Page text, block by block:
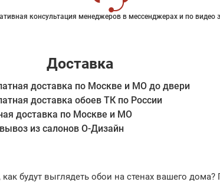
консультация менеджеров в мессенджерах и по видео
Доставка
доставка по Москве и МО до двери
доставка обоев ТК по России
доставка по Москве и МО
из салонов О-Дизайн
как будут выглядеть обои на стенах вашего